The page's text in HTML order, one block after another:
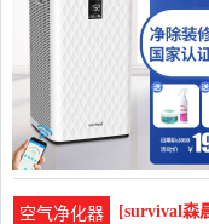
空气净化器
[survival森